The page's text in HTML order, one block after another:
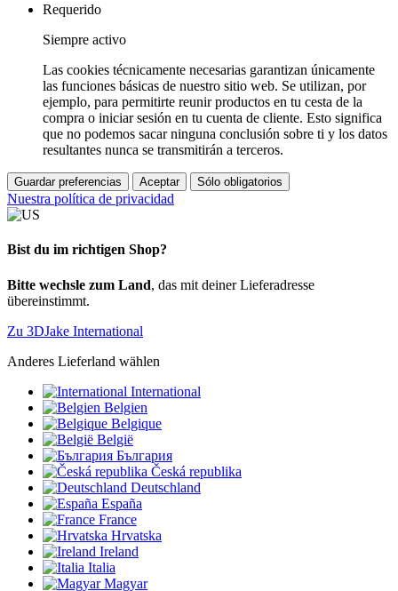
Requerido
Siempre activo
Las cookies técnicamente necesarias garantizan únicamente
las funciones básicas de nuestro sitio web. Se utilizan, por
ejemplo, para permitirte reunir productos en tu cesta de la
compra o iniciar sesión en tu cuenta de cliente. Esto significa
que no podemos sacar ninguna conclusión sobre ti y los datos
resultantes nunca se transmitirán a terceros.
Guardar preferencias Aceptar Sólo obligatorios
Nuestra política de privacidad
Bist du im richtigen Shop?
Bitte wechsle zum Land, das mit deiner Lieferadresse
übereinstimmt.
Zu 3DJake International
Anderes Lieferland wählen
International
Belgien
Belgique
België
България
Česká republika
Deutschland
España
France
Hrvatska
Ireland
Italia
Magyar